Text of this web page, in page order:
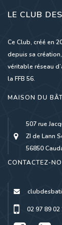
LE CLUB
Ce Club, créé en
depuis sa
véritable réseau
la FFB 56.
MAISON DU
507 rue
ZI de Lann
56850
CONTACTEZ-
02 97 89 02